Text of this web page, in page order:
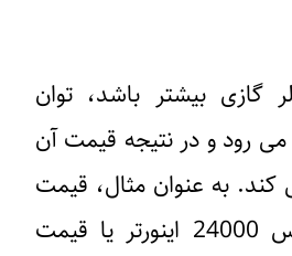
بیشتر باشد، توان
و در نتیجه قیمت آن
به عنوان مثال، قیمت
کولر گازی هایسنس 24000 اینورتر یا قیمت